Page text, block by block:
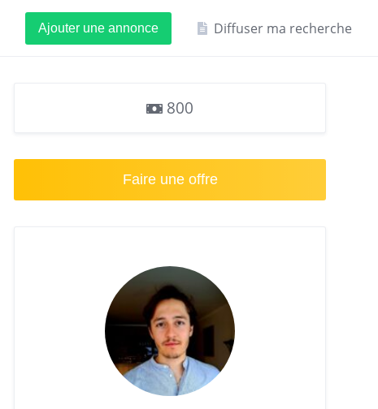
Ajouter une annonce Diffuser ma recherche
800
Faire une offre